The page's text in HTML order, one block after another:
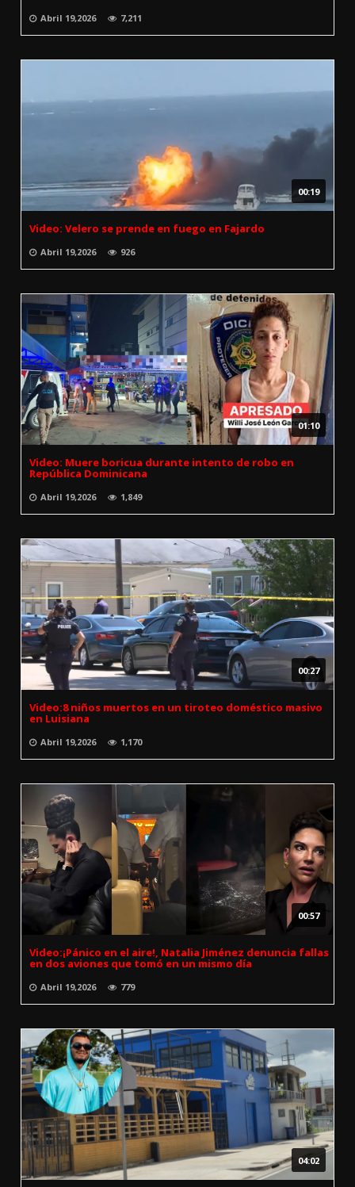
Abril 19,2026 7,211
00:19
Video: Velero se prende en fuego en Fajardo
Abril 19,2026 926
01:10
Video: Muere boricua durante intento de robo en
República Dominicana
Abril 19,2026 1,849
00:27
Video:8 niños muertos en un tiroteo doméstico masivo
en Luisiana
Abril 19,2026 1,170
00:57
Video:¡Pánico en el aire!, Natalia Jiménez denuncia fallas
en dos aviones que tomó en un mismo día
Abril 19,2026 779
04:02